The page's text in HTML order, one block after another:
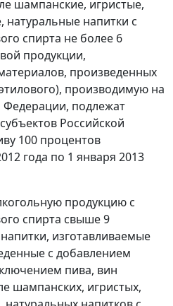
шампанские, игристые,
напитки с
спирта не более 6
продукции,
произведенных
производимую на
Федерации, подлежат
Российской
100 процентов
года по 1 января 2013
продукцию с
спирта свыше 9
изготавливаемые
с добавлением
пива, вин
шампанских, игристых,